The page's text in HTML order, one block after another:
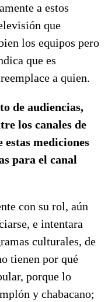
a estos
que
los equipos pero
que es
a quien.
de audiencias,
los canales de
mediciones
para el canal
con su rol, aún
e intentara
culturales, de
tienen por qué
porque lo
y chabacano;